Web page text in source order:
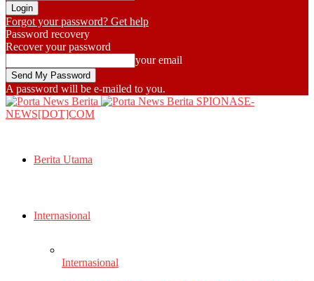
Forgot your password? Get help
Password recovery
Recover your password
your email
A password will be e-mailed to you.
SPIONASE-
NEWS[DOT]COM
Berita Utama
Internasional
Internasional